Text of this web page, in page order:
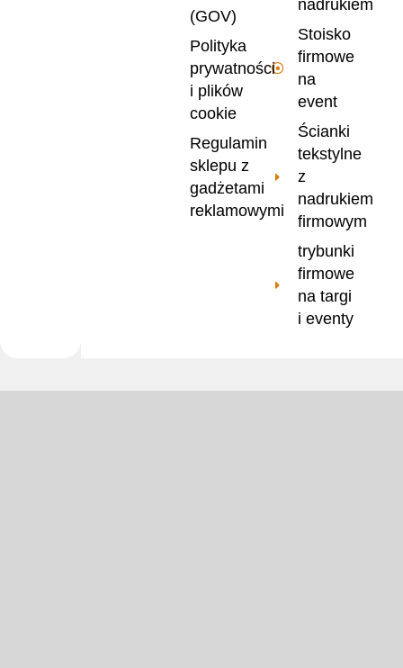
nadrukiem
Stoisko
firmowe
na
event
Ścianki
tekstylne
z
nadrukiem
firmowym
trybunki
firmowe
na targi
i eventy
(GOV)
Polityka
prywatności
i plików
cookie
Regulamin
sklepu z
gadżetami
reklamowymi